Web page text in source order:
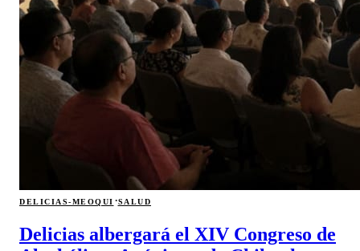
DELICIAS-MEOQUI ·SALUD
Delicias albergará el XIV Congreso de